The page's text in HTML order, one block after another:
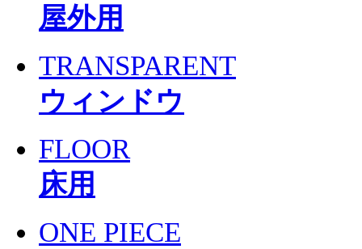
屋外用
TRANSPARENT
ウィンドウ
FLOOR
床用
ONE PIECE